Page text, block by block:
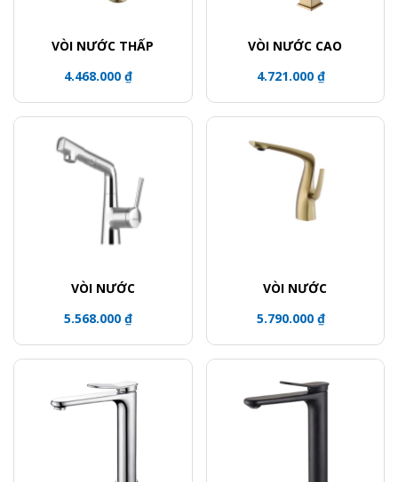
VÒI NƯỚC THẤP
4.468.000 ₫
VÒI NƯỚC CAO
4.721.000 ₫
VÒI NƯỚC
5.568.000 ₫
VÒI NƯỚC
5.790.000 ₫